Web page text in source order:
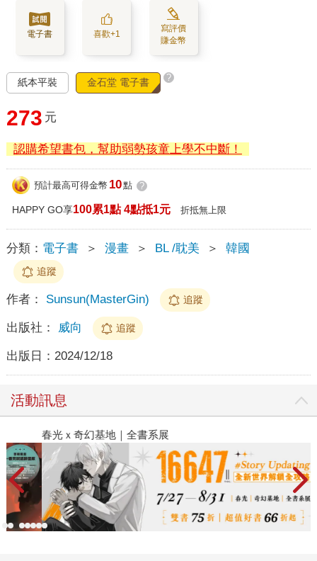
電子書 喜歡+1
寫評價
賺金幣
紙本平裝 金石堂 電子書 ?
273 元
認購希望書包，幫助弱勢孩童上學不中斷！
預計最高可得金幣 10點 ?
HAPPY GO享100累1點 4點抵1元 折抵無上限
分類： 電子書 ＞ 漫畫 ＞ BL /耽美 ＞ 韓國
追蹤
作者： Sunsun(MasterGin) 追蹤
出版社： 威向 追蹤
出版日： 2024/12/18
活動訊息
春光ｘ奇幻基地｜全書系展